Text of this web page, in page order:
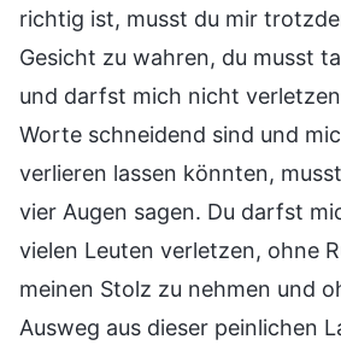
richtig ist, musst du mir
Gesicht zu wahren, du musst
und darfst mich nicht
Worte schneidend sind und
verlieren lassen könnten,
vier Augen sagen. Du darfst
vielen Leuten verletzen, ohne
meinen Stolz zu nehmen und
Ausweg aus dieser peinlichen